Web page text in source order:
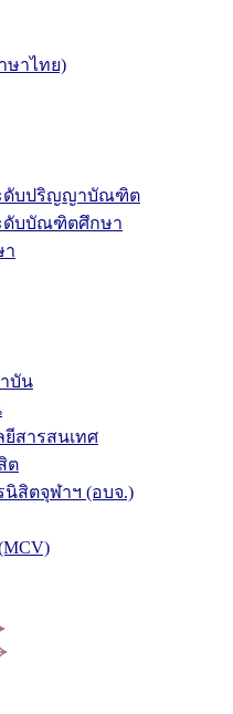
ษาไทย)
ดับปริญญาบัณฑิต
ดับบัณฑิตศึกษา
า
บัน
สารสนเทศ
ต
สิตจุฬาฯ (อบจ.)